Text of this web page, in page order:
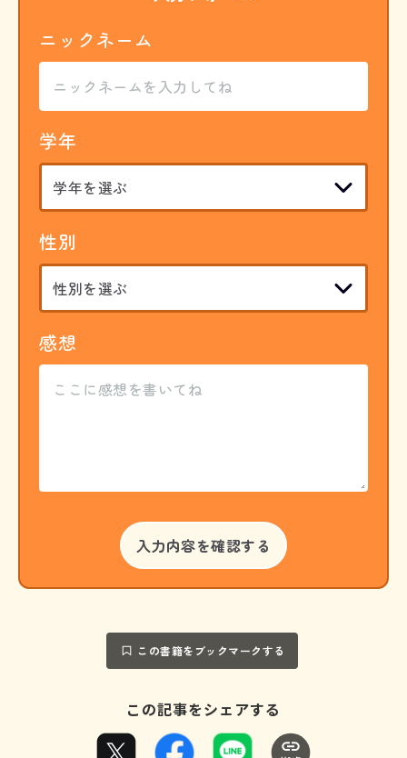
ニックネーム
学年
性別
感想
この書籍をブックマークする
この記事をシェアする